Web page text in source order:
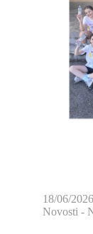
18/06/2026
Novosti -